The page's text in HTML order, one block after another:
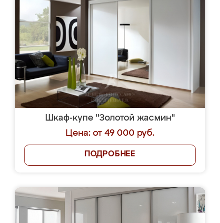
Шкаф-купе "Золотой жасмин"
Цена: от 49 000 руб.
ПОДРОБНЕЕ